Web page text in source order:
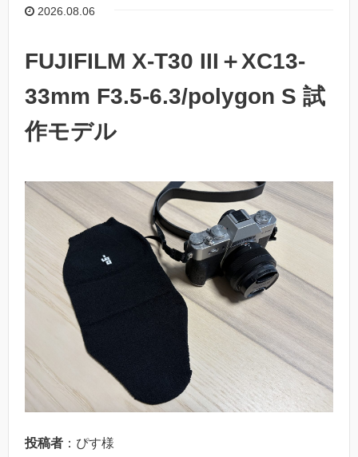
2026.08.06
FUJIFILM X-T30 III＋XC13-
33mm F3.5-6.3/polygon S 試
作モデル
投稿者 ：ぴす様